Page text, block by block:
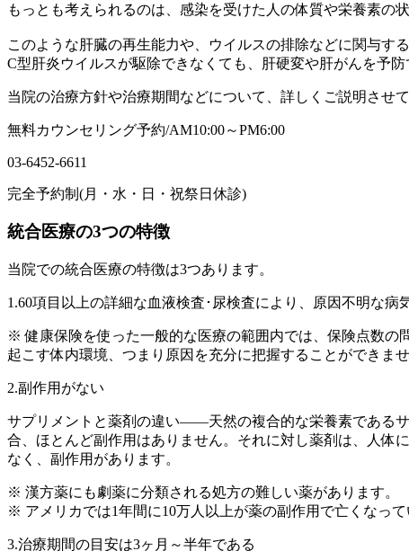
もっとも考えられるのは、感染を受けた人の体質や栄養素の
このような肝臓の再生能力や、ウイルスの排除などに関与す
C型肝炎ウイルスが駆除できなくても、肝硬変や肝がんを予
当院の治療方針や治療期間などについて、詳しくご説明させて
無料カウンセリング予約/AM10:00～PM6:00
03-6452-6611
完全予約制(月・水・日・祝祭日休診)
統合医療の3つの特徴
当院での統合医療の特徴は3つあります。
1.60項目以上の詳細な血液検査･尿検査により、原因不明な病
※ 健康保険を使った一般的な医療の範囲内では、保険点数の
起こす体内環境、つまり原因を充分に把握することができませ
2.副作用がない
サプリメントと薬剤の違い――天然の複合的な栄養素である
合、ほとんど副作用はありません。それに対し薬剤は、人体
なく、副作用があります。
※ 漢方薬にも劇薬に分類される処方の難しい薬があります。
※ アメリカでは1年間に10万人以上が薬の副作用で亡くなって
3.治療期間の目安は3ヶ月～半年である